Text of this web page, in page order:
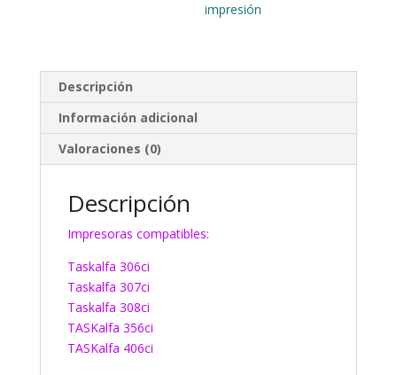
impresión
Descripción
Información adicional
Valoraciones (0)
Descripción
Impresoras compatibles:
Taskalfa 306ci
Taskalfa 307ci
Taskalfa 308ci
TASKalfa 356ci
TASKalfa 406ci